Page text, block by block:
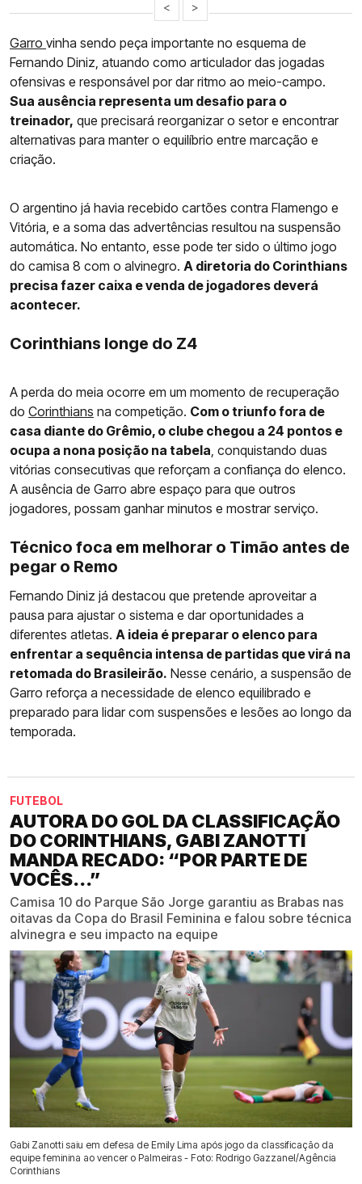
< >
Garro vinha sendo peça importante no esquema de
Fernando Diniz, atuando como articulador das jogadas
ofensivas e responsável por dar ritmo ao meio-campo.
Sua ausência representa um desafio para o
treinador, que precisará reorganizar o setor e encontrar
alternativas para manter o equilíbrio entre marcação e
criação.
O argentino já havia recebido cartões contra Flamengo e
Vitória, e a soma das advertências resultou na suspensão
automática. No entanto, esse pode ter sido o último jogo
do camisa 8 com o alvinegro. A diretoria do Corinthians
precisa fazer caixa e venda de jogadores deverá
acontecer.
Corinthians longe do Z4
A perda do meia ocorre em um momento de recuperação
do Corinthians na competição. Com o triunfo fora de
casa diante do Grêmio, o clube chegou a 24 pontos e
ocupa a nona posição na tabela, conquistando duas
vitórias consecutivas que reforçam a confiança do elenco.
A ausência de Garro abre espaço para que outros
jogadores, possam ganhar minutos e mostrar serviço.
Técnico foca em melhorar o Timão antes de
pegar o Remo
Fernando Diniz já destacou que pretende aproveitar a
pausa para ajustar o sistema e dar oportunidades a
diferentes atletas. A ideia é preparar o elenco para
enfrentar a sequência intensa de partidas que virá na
retomada do Brasileirão. Nesse cenário, a suspensão de
Garro reforça a necessidade de elenco equilibrado e
preparado para lidar com suspensões e lesões ao longo da
temporada.
FUTEBOL
AUTORA DO GOL DA CLASSIFICAÇÃO
DO CORINTHIANS, GABI ZANOTTI
MANDA RECADO: “POR PARTE DE
VOCÊS...”
Camisa 10 do Parque São Jorge garantiu as Brabas nas
oitavas da Copa do Brasil Feminina e falou sobre técnica
alvinegra e seu impacto na equipe
Gabi Zanotti saiu em defesa de Emily Lima após jogo da classificação da
equipe feminina ao vencer o Palmeiras - Foto: Rodrigo Gazzanel/Agência
Corinthians